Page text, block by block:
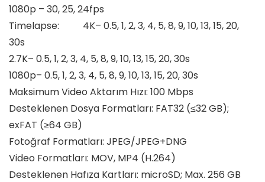
1080p – 30, 25, 24fps
Timelapse: 4K– 0.5, 1, 2, 3, 4, 5, 8, 9, 10, 13, 15, 20,
30s
2.7K– 0.5, 1, 2, 3, 4, 5, 8, 9, 10, 13, 15, 20, 30s
1080p– 0.5, 1, 2, 3, 4, 5, 8, 9, 10, 13, 15, 20, 30s
Maksimum Video Aktarım Hızı: 100 Mbps
Desteklenen Dosya Formatları: FAT32 (≤32 GB);
exFAT (≥64 GB)
Fotoğraf Formatları: JPEG/JPEG+DNG
Video Formatları: MOV, MP4 (H.264)
Desteklenen Hafıza Kartları: microSD; Max. 256 GB